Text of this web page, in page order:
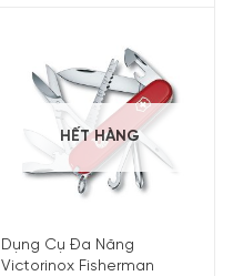
HẾT HÀNG
Dụng Cụ Đa Năng
Victorinox Fisherman